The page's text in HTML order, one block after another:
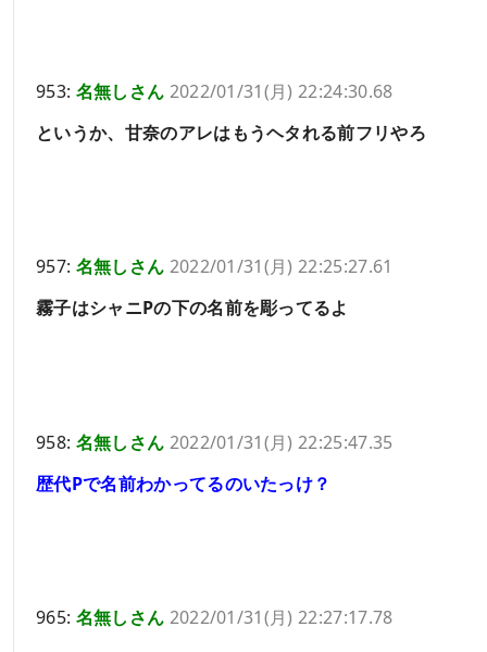
953: 名無しさん 2022/01/31(月) 22:24:30.68
というか、甘奈のアレはもうヘタれる前フリやろ
957: 名無しさん 2022/01/31(月) 22:25:27.61
霧子はシャニPの下の名前を彫ってるよ
958: 名無しさん 2022/01/31(月) 22:25:47.35
歴代Pで名前わかってるのいたっけ？
965: 名無しさん 2022/01/31(月) 22:27:17.78